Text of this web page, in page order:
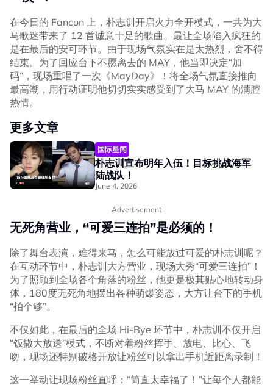
在今日的 Fancon 上，朴志训开启火力全开模式，一共为大
马歌迷带来了 12 首诚意十足的歌曲。最让全场陷入疯狂的
是在最后的安可环节。由于现场气氛实在是太热烈，舍不得
结束。为了回应台下不愿离去的 MAY，他当即决定“加
码”，现场重唱了一次《MayDay》！将全场气氛直接推向
最高潮，用行动证明他切切实实感受到了大马 MAY 的满腔
热情。
更多文章
国际星闻
朴志训宣布明年入伍！目标挑战海军
陆战队！
June 4, 2026
Advertisement
无死角营业，“可爱三连拍”是必须的！
除了舞台表演，难得来马，怎么可能放过可爱的朴志训呢？
在互动环节中，朴志训大方营业，现场大秀“可爱三连拍”！
为了照顾到全场各个角落的粉丝，他更是极其贴心地转动身
体，180度无死角地摆出各种萌爆姿态，大方让台下的手机
“拍个够”。
不仅如此，在最后的全场 Hi-Bye 环节中，朴志训不仅开启
“饭撒大放送”模式，不断对着粉丝挥手、放电、比心、飞
吻，现场还特别破格开放让粉丝可以拿出手机近距离录制！
这一举动让现场粉丝直呼：“简直太幸福了！”让每个人都能